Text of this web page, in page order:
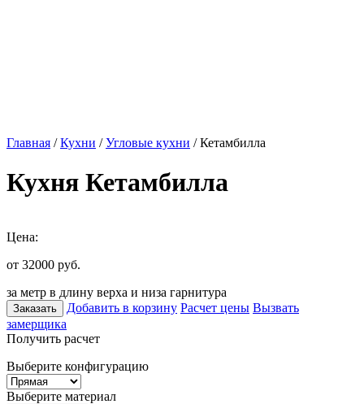
Главная /Кухни /Угловые кухни / Кетамбилла
Кухня Кетамбилла
Цена:
от 32000 руб.
за метр в длину верха и низа гарнитура
Заказать Добавить в корзину Расчет цены Вызвать
замерщика
Получить расчет
Выберите конфигурацию
Выберите материал